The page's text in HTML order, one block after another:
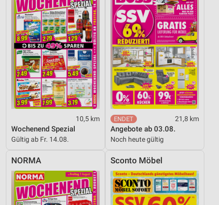
10,5 km
Wochenend Spezial
Gültig ab Fr. 14.08.
21,8 km
Angebote ab 03.08.
Noch heute gültig
NORMA Sconto Möbel